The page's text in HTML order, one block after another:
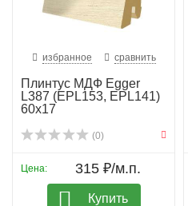
избранное сравнить
Плинтус МДФ Egger
L387 (EPL153, EPL141)
60х17
(0)
Цена: 315 ₽/м.п.
Купить